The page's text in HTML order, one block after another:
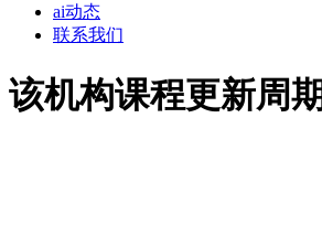
ai动态
联系我们
该机构课程更新周